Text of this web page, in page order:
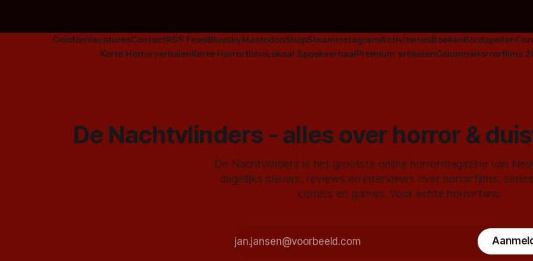
ColofonVacaturesContactRSS FeedBlueskyMastodonShopSteamInstagramActiviteitenBoekenBordspellen
Korte HorrorverhalenKorte HorrorfilmsLokaal SpookverhaalPremium artikelenColumnsHorrorfilms
De Nachtvlinders - alles over horror &
De Nachtvlinders is het grootste online horrormagazine van
dagelijks nieuws, reviews en interviews over horrorfilms,
comics en games. Voor echte horrorfans.